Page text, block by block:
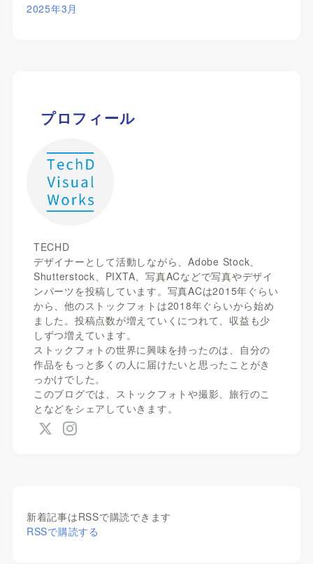
2025年3月
プロフィール
TECHD
デザイナーとして活動しながら、Adobe Stock、
Shutterstock、PIXTA、写真ACなどで写真やデザイ
ンパーツを投稿しています。写真ACは2015年ぐらい
から、他のストックフォトは2018年ぐらいから始め
ました。投稿点数が増えていくにつれて、収益も少
しずつ増えています。
ストックフォトの世界に興味を持ったのは、自分の
作品をもっと多くの人に届けたいと思ったことがき
っかけでした。
このブログでは、ストックフォトや撮影、旅行のこ
となどをシェアしていきます。
新着記事はRSSで購読できます
RSSで購読する